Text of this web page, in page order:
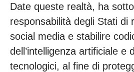
Date queste realtà, ha
responsabilità degli Stati di
social media e stabilire
dell’intelligenza artificiale e
tecnologici, al fine di